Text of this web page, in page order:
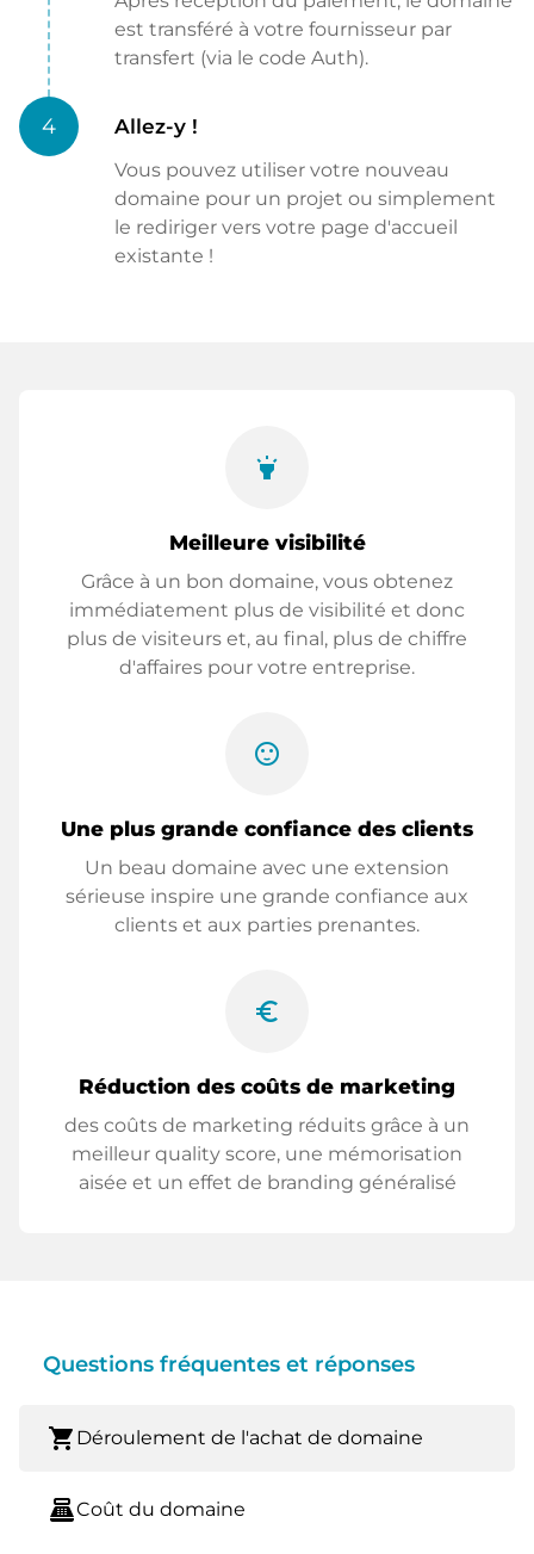
est transféré à votre fournisseur par
transfert (via le code Auth).
4 Allez-y !
Vous pouvez utiliser votre nouveau
domaine pour un projet ou simplement
le rediriger vers votre page d'accueil
existante !
highlight
Meilleure visibilité
Grâce à un bon domaine, vous obtenez
immédiatement plus de visibilité et donc
plus de visiteurs et, au final, plus de chiffre
d'affaires pour votre entreprise.
sentiment_satisfied
Une plus grande confiance des clients
Un beau domaine avec une extension
sérieuse inspire une grande confiance aux
clients et aux parties prenantes.
euro_symbol
Réduction des coûts de marketing
des coûts de marketing réduits grâce à un
meilleur quality score, une mémorisation
aisée et un effet de branding généralisé
Questions fréquentes et réponses
shopping_cart Déroulement de l'achat de domaine
point_of_saleCoût du domaine